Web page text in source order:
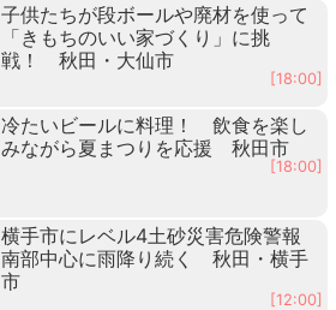
子供たちが段ボールや廃材を使って
「きもちのいい家づくり」に挑
戦！ 秋田・大仙市
[18:00]
冷たいビールに料理！ 飲食を楽し
みながら夏まつりを応援 秋田市
[18:00]
横手市にレベル4土砂災害危険警報
南部中心に雨降り続く 秋田・横手
市
[12:00]